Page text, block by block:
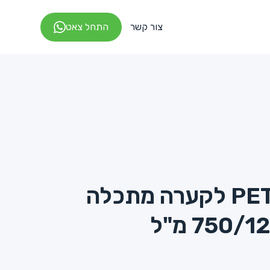
צור קשר התחל צאט
אקו-מכסה PET לקערה מתכלה